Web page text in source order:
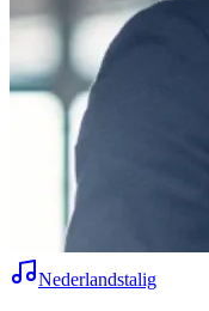
Nederlandstalig